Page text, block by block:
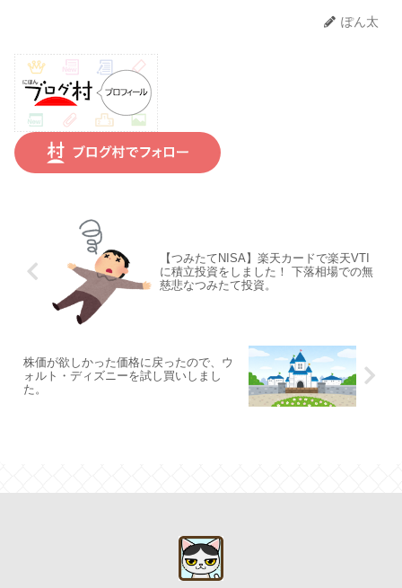
ぽん太
【つみたてNISA】楽天カードで楽天VTI
に積立投資をしました！ 下落相場での無
慈悲なつみたて投資。
株価が欲しかった価格に戻ったので、ウ
ォルト・ディズニーを試し買いしまし
た。